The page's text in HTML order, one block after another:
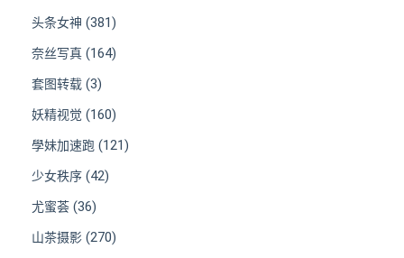
头条女神 (381)
奈丝写真 (164)
套图转载 (3)
妖精视觉 (160)
學妹加速跑 (121)
少女秩序 (42)
尤蜜荟 (36)
山茶摄影 (270)